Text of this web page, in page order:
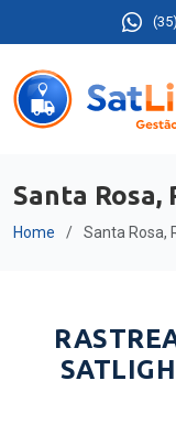
Santa Rosa,
Home Santa Rosa,